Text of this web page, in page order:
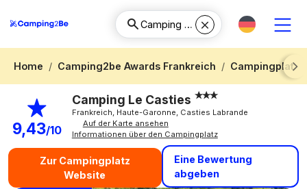
Home Camping2be Awards Frankreich
Campingplatz
Next
9,43/10
Camping Le Casties
Frankreich, Haute-Garonne, Casties Labrande
Auf der Karte ansehen
Informationen über den Campingplatz
Zur Campingplatz
Website
Eine Bewertung
abgeben